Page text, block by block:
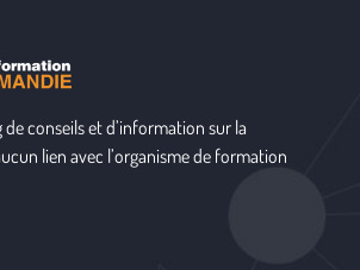
de conseils et d’information sur la
lien avec l’organisme de formation